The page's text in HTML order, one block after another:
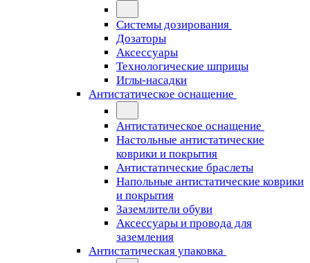
Системы дозирования
Дозаторы
Аксессуары
Технологические шприцы
Иглы-насадки
Антистатическое оснащение
Антистатическое оснащение
Настольные антистатические
коврики и покрытия
Антистатические браслеты
Напольные антистатические коврики
и покрытия
Заземлители обуви
Аксессуары и провода для
заземления
Антистатическая упаковка